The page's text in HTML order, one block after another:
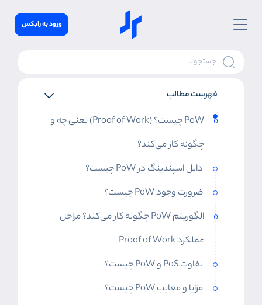
ورود به رابکس
فهرست مطالب
PoW چیست؟ (Proof of Work) یعنی چه و
چگونه کار می‌کند؟
دابل اسپندینگ در PoW چیست؟
ضرورت وجود PoW چیست؟
الگوریتم PoW چگونه کار می‌کند؟ مراحل
عملکرد Proof of Work
تفاوت PoS و PoW چیست؟
مزایا و معایب PoW چیست؟